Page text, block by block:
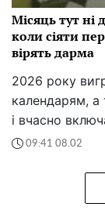
Місяць тут ні
коли сіяти
вірять дарма
2026 року
календарям, а
і вчасно
09:41 08.02